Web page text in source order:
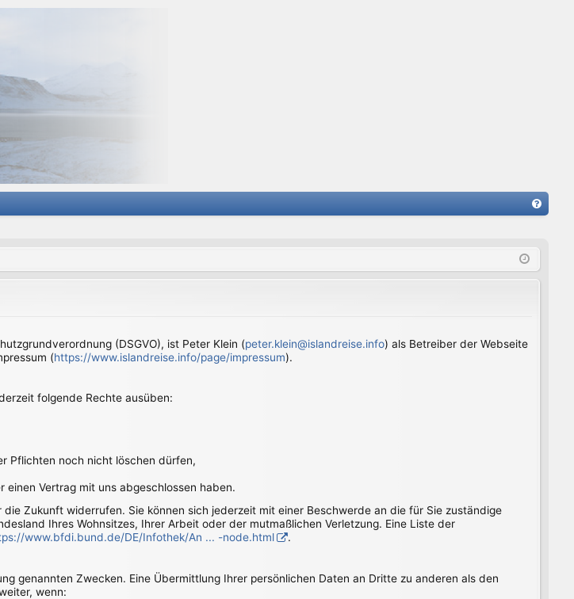
Q
(DSGVO), ist Peter Klein (peter.klein@islandreise.info) als Betreiber der Webseite
(https://www.islandreise.info/page/impressum).
folgende Rechte ausüben:
Pflichten noch nicht löschen dürfen,
Vertrag mit uns abgeschlossen haben.
Zukunft widerrufen. Sie können sich jederzeit mit einer Beschwerde an die für Sie zuständige
Ihres Wohnsitzes, Ihrer Arbeit oder der mutmaßlichen Verletzung. Eine Liste der
www.bfdi.bund.de/DE/Infothek/An ... -node.html .
genannten Zwecken. Eine Übermittlung Ihrer persönlichen Daten an Dritte zu anderen als den
wenn: